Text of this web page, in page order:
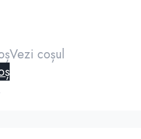
Vezi coșul